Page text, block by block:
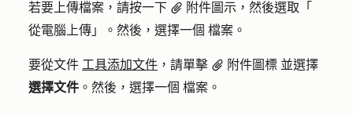
若要上傳檔案，請按一下 attach 附件圖示，然後選取「
從電腦上傳 」。然後，選擇一個 檔案 。
要從文件 工具添加文件 ，請單擊 attach 附件圖標 並選擇
選擇文件 。然後，選擇一個 檔案 。